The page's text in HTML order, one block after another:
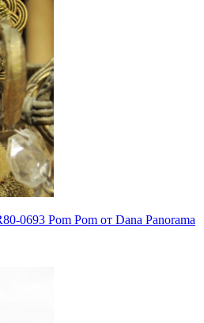
0693 Pom Pom от Dana Panorama